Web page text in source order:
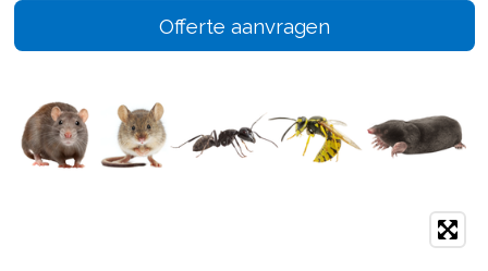
Offerte aanvragen